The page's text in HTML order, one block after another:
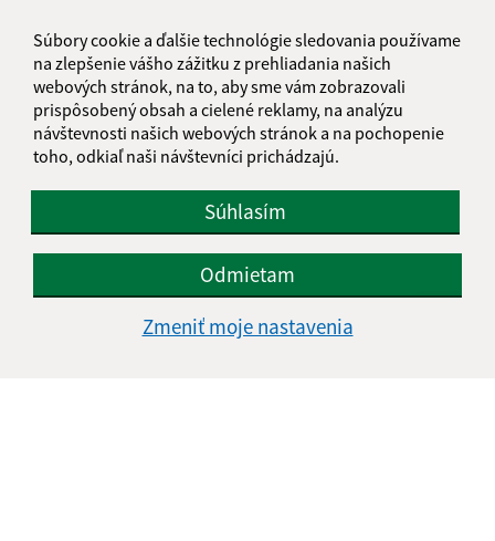
Súbory cookie a ďalšie technológie sledovania používame
na zlepšenie vášho zážitku z prehliadania našich
webových stránok, na to, aby sme vám zobrazovali
prispôsobený obsah a cielené reklamy, na analýzu
návštevnosti našich webových stránok a na pochopenie
toho, odkiaľ naši návštevníci prichádzajú.
Súhlasím
Odmietam
Zmeniť moje nastavenia
Obecný úrad Ruská
Ruská 61
076 77 Ruská
info@ruska.sk
+421 56 638 0038
IČO: 00331881